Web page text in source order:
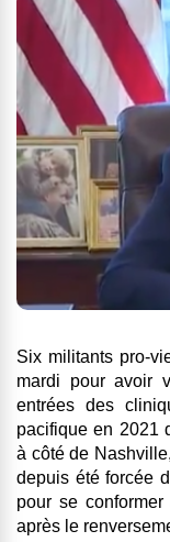
Six militants pro-
mardi pour avoir
entrées des
pacifique en 2021
à côté de
depuis été forcée
pour se
après le